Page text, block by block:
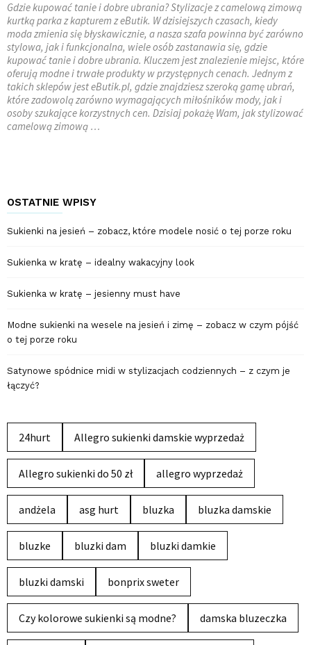
Gdzie kupować tanie i dobre ubrania? Stylizacje z camelową zimową
kurtką parka z kapturem z eButik. W dzisiejszych czasach, kiedy
moda zmienia się błyskawicznie, a nasza szafa powinna być zarówno
stylowa, jak i funkcjonalna, wiele osób zastanawia się, gdzie
kupować tanie i dobre ubrania. Kluczem jest znalezienie miejsc, które
oferują modne i trwałe produkty w przystępnych cenach. Jednym z
takich sklepów jest eButik.pl, gdzie znajdziesz szeroką gamę ubrań,
które zadowolą zarówno wymagających miłośników mody, jak i
osoby szukające korzystnych cen. Dzisiaj pokażę Wam, jak stylizować
camelową zimową …
OSTATNIE WPISY
Sukienki na jesień – zobacz, które modele nosić o tej porze roku
Sukienka w kratę – idealny wakacyjny look
Sukienka w kratę – jesienny must have
Modne sukienki na wesele na jesień i zimę – zobacz w czym pójść
o tej porze roku
Satynowe spódnice midi w stylizacjach codziennych – z czym je
łączyć?
24hurt Allegro sukienki damskie wyprzedaż
Allegro sukienki do 50 zł allegro wyprzedaż
andżela asg hurt bluzka bluzka damskie
bluzke bluzki dam bluzki damkie
bluzki damski bonprix sweter
Czy kolorowe sukienki są modne? damska bluzeczka